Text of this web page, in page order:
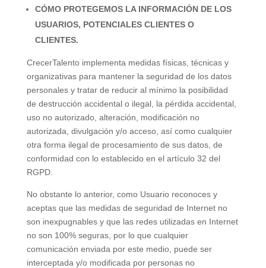
CÓMO PROTEGEMOS LA INFORMACIÓN DE LOS
USUARIOS, POTENCIALES CLIENTES O
CLIENTES.
CrecerTalento implementa medidas físicas, técnicas y
organizativas para mantener la seguridad de los datos
personales y tratar de reducir al mínimo la posibilidad
de destrucción accidental o ilegal, la pérdida accidental,
uso no autorizado, alteración, modificación no
autorizada, divulgación y/o acceso, así como cualquier
otra forma ilegal de procesamiento de sus datos, de
conformidad con lo establecido en el artículo 32 del
RGPD.
No obstante lo anterior, como Usuario reconoces y
aceptas que las medidas de seguridad de Internet no
son inexpugnables y que las redes utilizadas en Internet
no son 100% seguras, por lo que cualquier
comunicación enviada por este medio, puede ser
interceptada y/o modificada por personas no